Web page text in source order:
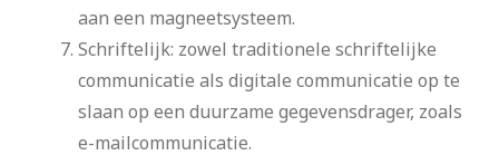
aan een magneetsysteem.
Schriftelijk: zowel traditionele schriftelijke
communicatie als digitale communicatie op te
slaan op een duurzame gegevensdrager, zoals
e-mailcommunicatie.